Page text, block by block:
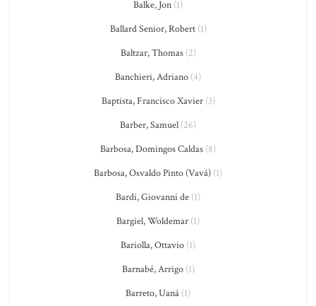
Balke, Jon (1)
Ballard Senior, Robert(1)
Baltzar, Thomas(2)
Banchieri, Adriano (4)
Baptista, Francisco Xavier(3)
Barber, Samuel (26)
Barbosa, Domingos Caldas (8)
Barbosa, Osvaldo Pinto (Vavá) (1)
Bardi, Giovanni de (1)
Bargiel, Woldemar (1)
Bariolla, Ottavio (1)
Barnabé, Arrigo(1)
Barreto, Uaná (1)